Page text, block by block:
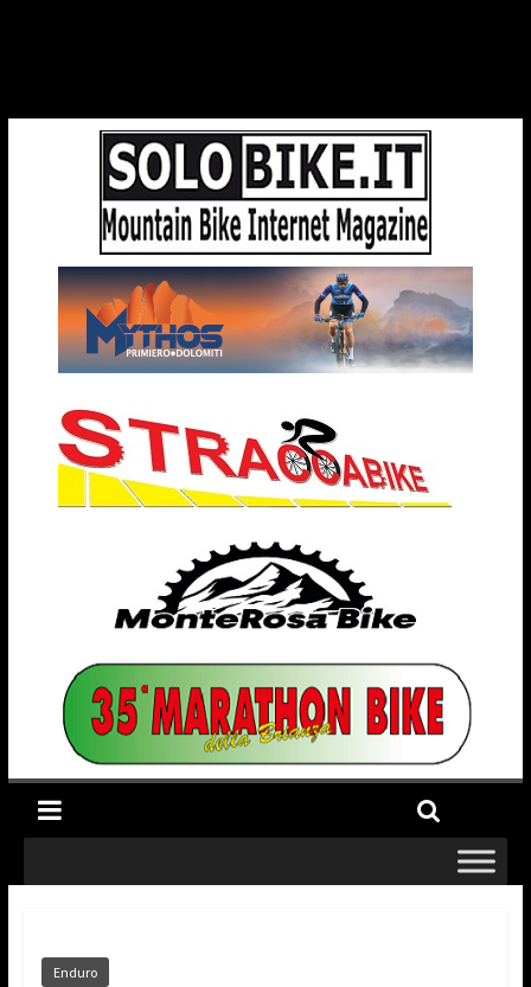
Enduro